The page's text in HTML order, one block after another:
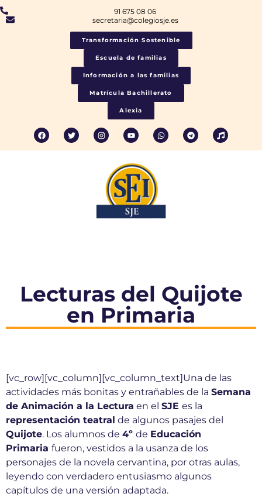
91 675 08 06
secretaria@colegiosje.es
Transformación Sostenible
Escuela de familias
Información a las familias
Matrícula Bachillerato
Alexia
Lecturas del Quijote
en Primaria
[vc_row][vc_column][vc_column_text]Una de las
actividades más bonitas y entrañables de la Semana
de Animación a la Lectura en el SJE es la
representación teatral de algunos pasajes del
Quijote. Los alumnos de 4º de Educación
Primaria fueron, vestidos a la usanza de los
personajes de la novela cervantina, por otras aulas,
leyendo con verdadero entusiasmo algunos
capítulos de una versión adaptada.